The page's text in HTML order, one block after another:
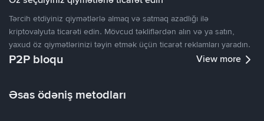
Tərcih etdiyiniz qiymətlərlə almaq və satmaq azadlığı ilə
kriptovalyuta ticarəti edin. Mövcud təkliflərdən alın və ya satın,
yaxud öz qiymətlərinizi təyin etmək üçün ticarət reklamları yaradın.
P2P bloqu View more
Əsas ödəniş metodları